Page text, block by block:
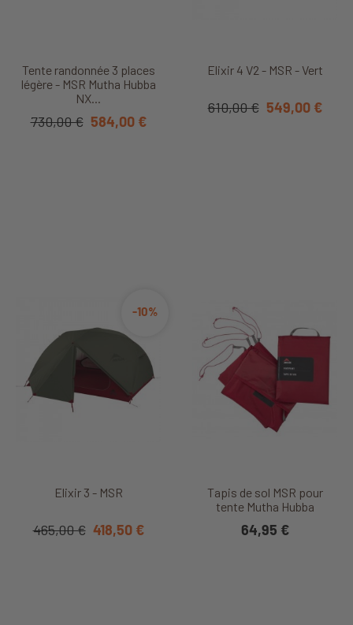
Tente randonnée 3 places
légère - MSR Mutha Hubba
NX...
730,00 € 584,00 €
Elixir 4 V2 - MSR - Vert
610,00 € 549,00 €
Elixir 3 - MSR
-10%
465,00 € 418,50 €
Tapis de sol MSR pour
tente Mutha Hubba
64,95 €